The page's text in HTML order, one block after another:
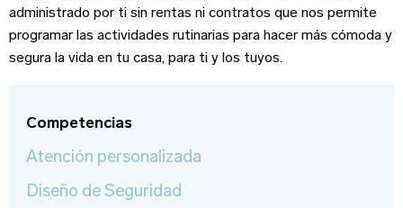
administrado por ti sin rentas ni contratos que nos permite
programar las actividades rutinarias para hacer más cómoda y
segura la vida en tu casa, para ti y los tuyos.
Competencias
Atención personalizada
Diseño de Seguridad
Correo Electrónico*
Apellido
Iniciar sesión
Contraseña